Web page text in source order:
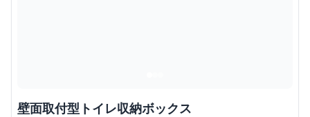
壁面取付型トイレ収納ボックス